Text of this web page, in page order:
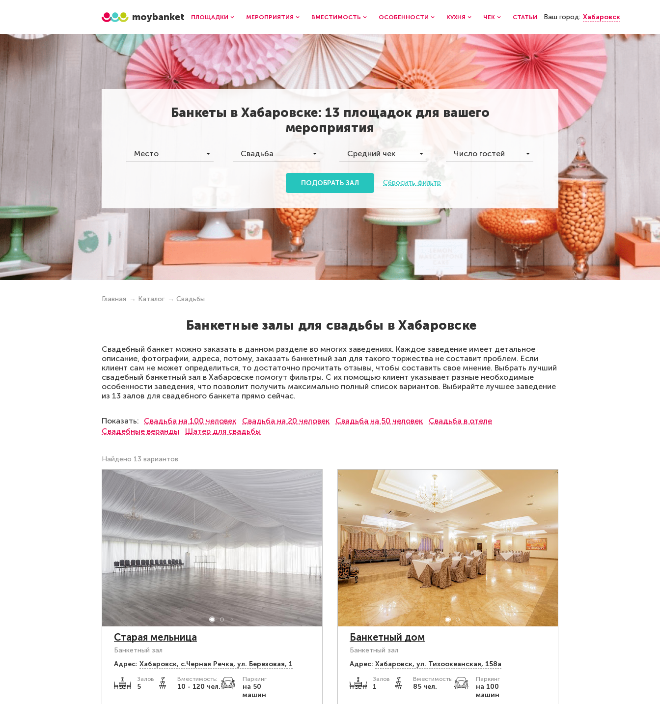
moybanket ПЛОЩАДКИ МЕРОПРИЯТИЯ ВМЕСТИМОСТЬ ОСОБЕННОСТИ КУХНЯ ЧЕК СТАТЬИ Ваш город: Хабаровск
Банкеты в Хабаровске: 13 площадок для вашего
мероприятия
Место Свадьба Средний чек Число гостей
ПОДОБРАТЬ ЗАЛ Сбросить фильтр
Главная Каталог Свадьбы
Банкетные залы для свадьбы в Хабаровске
Свадебный банкет можно заказать в данном разделе во многих заведениях. Каждое заведение имеет детальное
описание, фотографии, адреса, потому, заказать банкетный зал для такого торжества не составит проблем. Если
клиент сам не может определиться, то достаточно прочитать отзывы, чтобы составить свое мнение. Выбрать лучший
свадебный банкетный зал в Хабаровске помогут фильтры. С их помощью клиент указывает разные необходимые
особенности заведения, что позволит получить максимально полный список вариантов. Выбирайте лучшее заведение
из 13 залов для свадебного банкета прямо сейчас.
Показать: Свадьба на 100 человек Свадьба на 20 человек Свадьба на 50 человек
Свадьба в отеле
Свадебные веранды
Шатер для свадьбы
Найдено 13 вариантов
Старая мельница
Банкетный зал
Адрес: Хабаровск, с.Черная Речка, ул. Березовая, 1
Залов
5
Вместимость:
10 - 120 чел.
Паркинг
на 50
машин
Банкетный дом
Банкетный зал
Адрес: Хабаровск, ул. Тихоокеанская, 158а
Залов
1
Вместимость:
85 чел.
Паркинг
на 100
машин